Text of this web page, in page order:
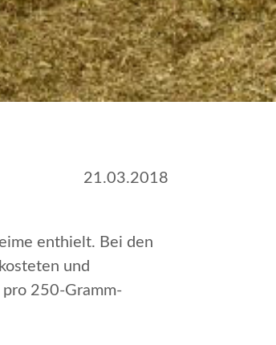
21.03.2018
enthielt. Bei den
und
250-Gramm-